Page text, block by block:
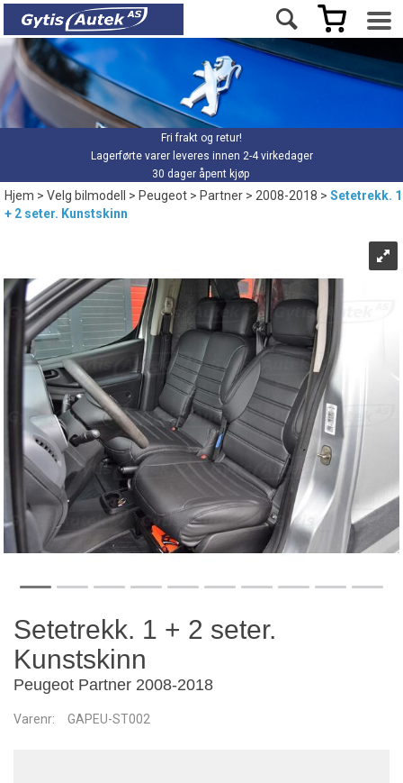
Fri frakt og retur!
Lagerførte varer leveres innen 2-4 virkedager
30 dager åpent kjøp
Hjem>Velg bilmodell >Peugeot>Partner>2008-2018>Setetrekk. 1
+ 2 seter. Kunstskinn
Setetrekk. 1 + 2 seter.
Kunstskinn
Peugeot Partner 2008-2018
Varenr: GAPEU-ST002